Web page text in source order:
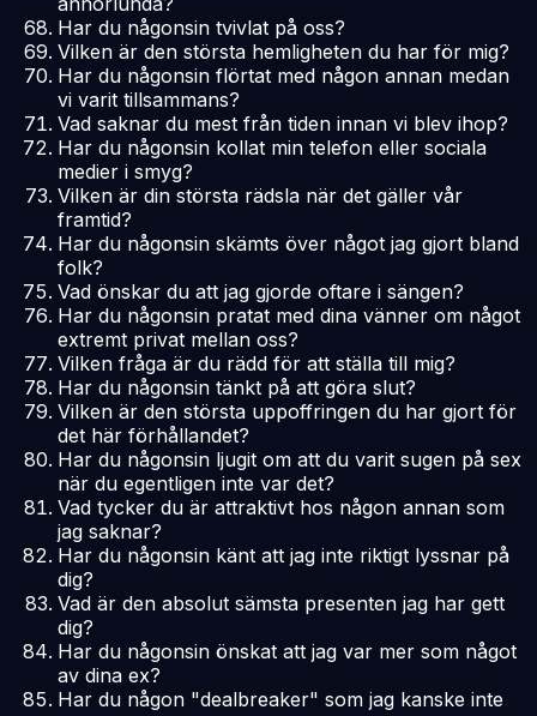
Har du någonsin tvivlat på oss?
Vilken är den största hemligheten du har för mig?
Har du någonsin flörtat med någon annan medan
vi varit tillsammans?
Vad saknar du mest från tiden innan vi blev ihop?
Har du någonsin kollat min telefon eller sociala
medier i smyg?
Vilken är din största rädsla när det gäller vår
framtid?
Har du någonsin skämts över något jag gjort bland
folk?
Vad önskar du att jag gjorde oftare i sängen?
Har du någonsin pratat med dina vänner om något
extremt privat mellan oss?
Vilken fråga är du rädd för att ställa till mig?
Har du någonsin tänkt på att göra slut?
Vilken är den största uppoffringen du har gjort för
det här förhållandet?
Har du någonsin ljugit om att du varit sugen på sex
när du egentligen inte var det?
Vad tycker du är attraktivt hos någon annan som
jag saknar?
Har du någonsin känt att jag inte riktigt lyssnar på
dig?
Vad är den absolut sämsta presenten jag har gett
dig?
Har du någonsin önskat att jag var mer som något
av dina ex?
Har du någon "dealbreaker" som jag kanske inte